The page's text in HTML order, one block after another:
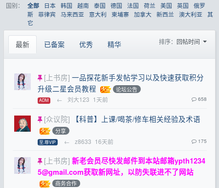
国别： 全部 日本 韩国 越南 泰国 德国 法国 荷兰 美国 英国
俄罗
斯 菲律宾 马来西亚 意大利 柬埔寨 加拿大 新西兰 澳大利亚
其
它
最新 已备案 优秀 精华 排序： 回帖时间
[上书房] 一品探花新手发帖学习以及快速获取积分
升级二星会员教程
论坛公告
ADM ← 刘大123 1天前 658
[众议院] 【科普】上课/喝茶/修车相关经验及术语
分享
至.尊VIP ← z8633 16天前 175
[上书房] 新老会员尽快发邮件到本站邮箱ypth1234
5@gmail.com获取新网址，以防失联进不了网站
商务合作